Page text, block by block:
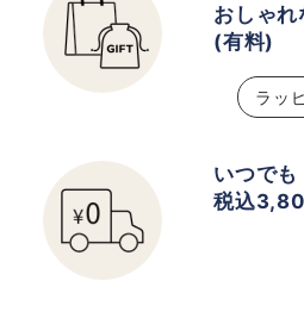
おしゃ
(有料)
ラッ
いつでも
税込